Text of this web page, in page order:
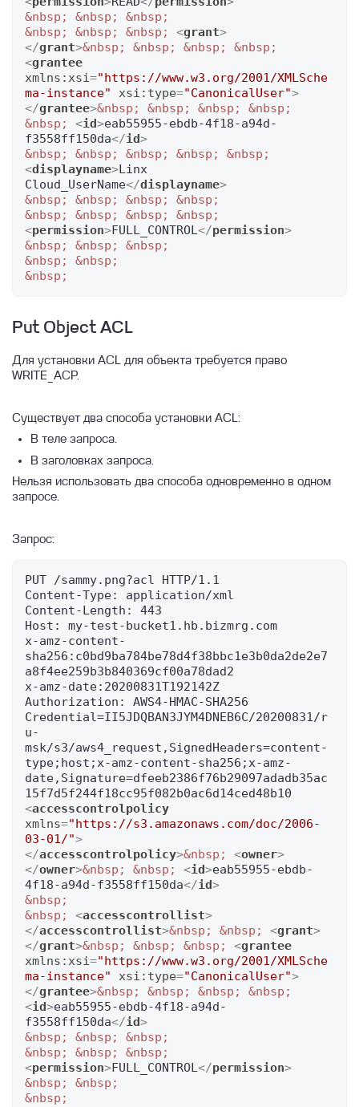
&nbsp;
&nbsp;
&nbsp;
&nbsp;
&nbsp; &nbsp; <grant>
</grant>&nbsp; &nbsp; &nbsp;
&nbsp;
<grantee
xmlns:xsi="https://www.w3.org/2001/XMLSche
ma-instance"
xsi:type="CanonicalUser">
</grantee>&nbsp; &nbsp; &nbsp;
&nbsp;
&nbsp;
<id>eab55955-ebdb-4f18-a94d-
f3558ff150da</id>
&nbsp;
&nbsp; &nbsp; &nbsp;
&nbsp;
<displayname>Linx
Cloud_UserName</displayname>
&nbsp;
&nbsp; &nbsp;
&nbsp;
&nbsp;
&nbsp; &nbsp;
&nbsp;
<permission>FULL_CONTROL</permission>
&nbsp;
&nbsp;
&nbsp;
&nbsp;
&nbsp;
&nbsp;
Put Object ACL
Для установки ACL для объекта требуется право
WRITE_ACP.
Существует два способа установки ACL:
В теле запроса.
В заголовках запроса.
Нельзя использовать два способа одновременно в одном
запросе.
Запрос:
PUT /sammy.png?acl HTTP/1.1
Сontent-Type: application/xml
Content-Length: 443
Host: my-test-bucket1.hb.bizmrg.com
x-amz-content-
sha256:c0bd9ba784be78d4f38bbc1e3b0da2de2e7
a8f4ee259b3b840369cf00a78dad2
x-amz-date:20200831T192142Z
Authorization: AWS4-HMAC-SHA256
Credential=II5JDQBAN3JYM4DNEB6C/20200831/r
u-
msk/s3/aws4_request,SignedHeaders=content-
type;host;x-amz-content-sha256;x-amz-
date,Signature=dfeeb2386f76b29097adadb35ac
<accesscontrolpolicy
xmlns="https://s3.amazonaws.com/doc/2006-
03-01/">
</accesscontrolpolicy>&nbsp; <owner>
</owner>&nbsp; &nbsp; <id>eab55955-ebdb-
4f18-a94d-f3558ff150da</id>
&nbsp;
&nbsp;
<accesscontrollist>
</accesscontrollist>&nbsp; &nbsp; <grant>
</grant>&nbsp; &nbsp; &nbsp; <grantee
xmlns:xsi="https://www.w3.org/2001/XMLSche
ma-instance"
xsi:type="CanonicalUser">
</grantee>&nbsp; &nbsp; &nbsp;
&nbsp;
<id>eab55955-ebdb-4f18-a94d-
f3558ff150da</id>
&nbsp;
&nbsp;
&nbsp;
&nbsp;
&nbsp;
&nbsp;
<permission>FULL_CONTROL</permission>
&nbsp;
&nbsp;
&nbsp;